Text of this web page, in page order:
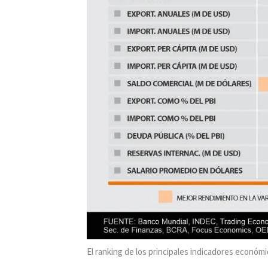
El ranking de los principales indicadores